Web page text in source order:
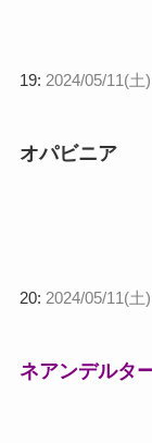
19: 2024/05/11(
オパビニア
20: 2024/05/11(土
ネアンデルタ